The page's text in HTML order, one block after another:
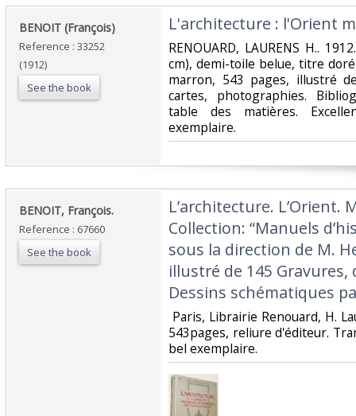
‎BENOIT (François)‎
Reference : 33252
(1912)
See the book
‎L'architecture : l'Orient
‎RENOUARD, LAURENS H..
cm), demi-toile belue, titre
marron, 543 pages, illustré
cartes, photographies.
table des matières.
exemplaire.‎
‎BENOIT, François.‎
Reference : 67660
See the book
‎L’architecture. L’Orient.
Collection: “Manuels
sous la direction de M.
illustré de 145 Gravures,
Dessins schématiques
Paris, Librairie Renouard, H.
543pages, reliure d'éditeur.
bel exemplaire.‎